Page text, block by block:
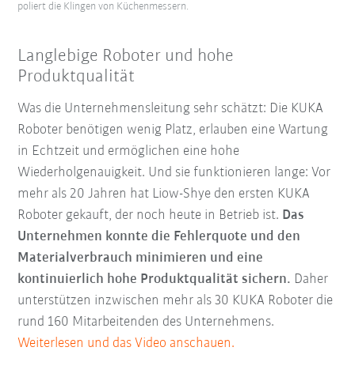
poliert die Klingen von Küchenmessern.
Langlebige Roboter und hohe
Produktqualität
Was die Unternehmensleitung sehr schätzt: Die KUKA
Roboter benötigen wenig Platz, erlauben eine Wartung
in Echtzeit und ermöglichen eine hohe
Wiederholgenauigkeit. Und sie funktionieren lange: Vor
mehr als 20 Jahren hat Liow-Shye den ersten KUKA
Roboter gekauft, der noch heute in Betrieb ist. Das
Unternehmen konnte die Fehlerquote und den
Materialverbrauch minimieren und eine
kontinuierlich hohe Produktqualität sichern. Daher
unterstützen inzwischen mehr als 30 KUKA Roboter die
rund 160 Mitarbeitenden des Unternehmens.
Weiterlesen und das Video anschauen.